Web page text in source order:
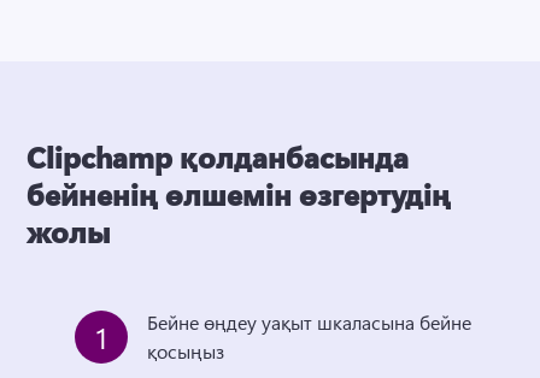
Clipchamp қолданбасында
бейненің өлшемін өзгертудің
жолы
1
Бейне өңдеу уақыт шкаласына бейне
қосыңыз